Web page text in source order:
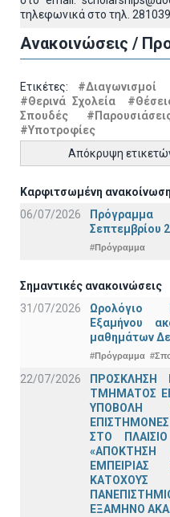
τηλεφωνικά στο τηλ.
Ανακοινώσεις /
Ετικέτες: #Διαγωνισμοί
#Θερινά Σχολεία
Σπουδές
#Υποτροφίες
Απόκρυψη
Καρφιτσωμένη ανακοίνωση
06/07/2026
Σεπτεμβρίου
#Πρόγραμμα
Σημαντικές ανακοινώσεις
31/07/2026
Ωρολόγιο
Εξαμήνου
μαθημάτων
#Πρόγραμμα
22/07/2026
ΠΡΟΣΚΛΗΣΗ
ΤΜΗΜΑΤΟΣ
ΥΠΟΒΟΛΗ
ΣΤΟ
«ΑΠΟΚΤΗΣΗ
ΕΞΑΜΗΝΟ